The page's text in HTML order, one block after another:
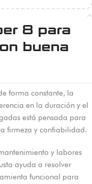
8 para
buena
forma constante, la
en la duración y el
está pensada para
firmeza y confiabilidad.
y labores
ayuda a resolver
funcional para